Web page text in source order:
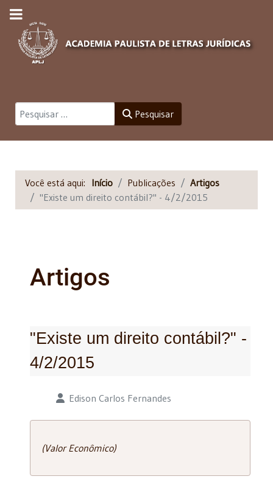
Pesquisar Pesquisar
Você está aqui: Início Publicações
Artigos
"Existe um direito contábil?" - 4/2/2015
Artigos
"Existe um direito contábil?" -
4/2/2015
Detalhes Edison Carlos Fernandes
(Valor Econômico)